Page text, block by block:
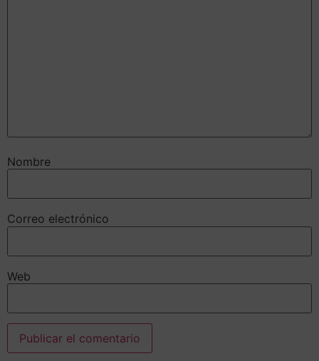
Nombre
Correo electrónico
Web